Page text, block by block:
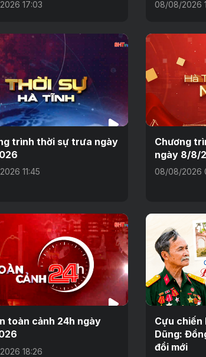
17:03 08/08/2026
trình thời sự trưa ngày
11:45
Chương
ngày 8/8/
08/08/2026
toàn cảnh 24h ngày
18:26
Cựu chiến
Dũng:
đổi mới